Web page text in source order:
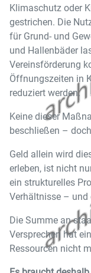
Klimaschutz oder
gestrichen. Die
für Grund- und
und Hallenbäder
Vereinsförderung
Öffnungszeiten in
reduziert werden.
Keine dieser
beschließen –
Geld allein wird
erleben, ist nicht
ein strukturelles
Verhältnisse – und
Die Summe an
Versprechen hat
Ressourcen nicht